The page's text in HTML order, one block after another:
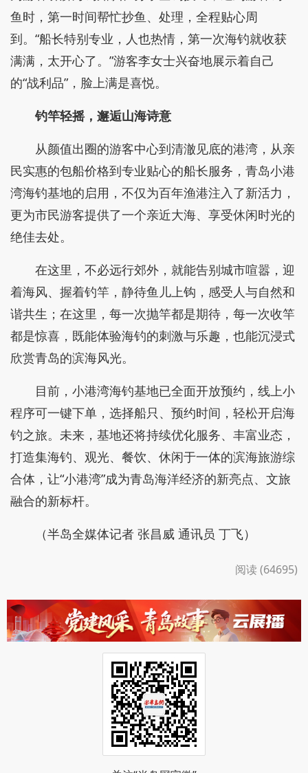
的明星船只，船身整洁宽敞，设备齐全，稳定性强，
既能满足新手休闲垂钓，也能适配资深钓友的专业需
求。
从码头启航，船舶劈波斩浪，咸湿的海风裹挟着
大海的清新扑面而来。孙斌一边稳稳操控船只，一边
鱼时，第一时间帮忙抄鱼、处理，全程贴心周
到。“船长特别专业，人也热情，第一次海钓就收获
满满，太开心了。”游客李女士兴奋地展示着自己
的“战利品”，脸上满是喜悦。
从颜值出圈的游客中心到清澈见底的港湾，从亲
民实惠的包船价格到专业贴心的船长服务，青岛小港
湾海钓基地的启用，不仅为百年渔港注入了新活力，
更为市民游客提供了一个亲近大海、享受休闲时光的
在这里，不必远行郊外，就能告别城市喧嚣，迎
着海风、握着钓竿，静待鱼儿上钩，感受人与自然和
谐共生；在这里，每一次抛竿都是期待，每一次收竿
都是惊喜，既能体验海钓的刺激与乐趣，也能沉浸式
欣赏青岛的滨海风光。
目前，小港湾海钓基地已全面开放预约，线上小
钓之旅。未来，基地还将持续优化服务、丰富业态，
打造集海钓、观光、餐饮、休闲于一体的滨海旅游综
合体，让“小港湾”成为青岛海洋经济的新亮点、文旅
融合的新标杆。
（半岛全媒体记者 张昌威 通讯员 丁飞）